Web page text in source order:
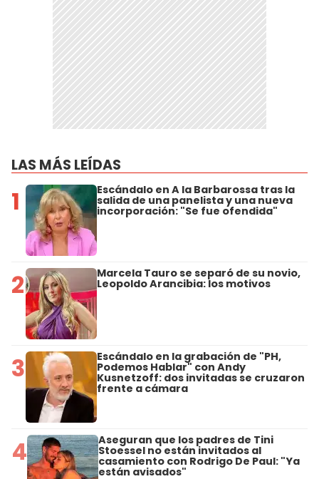
LAS MÁS LEÍDAS
1 Escándalo en A la Barbarossa tras la
salida de una panelista y una nueva
incorporación: "Se fue ofendida"
2 Marcela Tauro se separó de su novio,
Leopoldo Arancibia: los motivos
3 Escándalo en la grabación de "PH,
Podemos Hablar" con Andy
Kusnetzoff: dos invitadas se cruzaron
frente a cámara
4 Aseguran que los padres de Tini
Stoessel no están invitados al
casamiento con Rodrigo De Paul: "Ya
están avisados"